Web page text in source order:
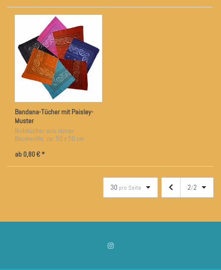
Bandana-Tücher mit Paisley-
Muster
Nickitücher aus reiner
Baumwolle, ca. 50 x 50 cm
ab 0,80 € *
30 pro Seite 2/2